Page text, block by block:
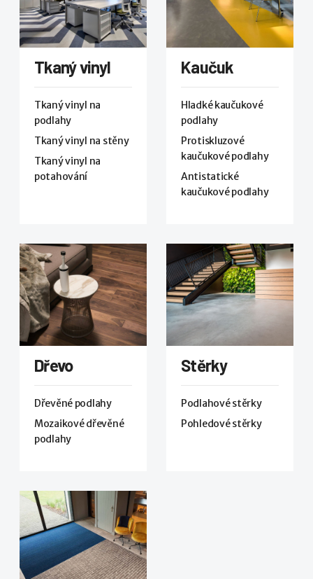
Tkaný vinyl
Tkaný vinyl na
podlahy
Tkaný vinyl na stěny
Tkaný vinyl na
potahování
Kaučuk
Hladké kaučukové
podlahy
Protiskluzové
kaučukové podlahy
Antistatické
kaučukové podlahy
Dřevo
Dřevěné podlahy
Mozaikové dřevěné
podlahy
Stěrky
Podlahové stěrky
Pohledové stěrky